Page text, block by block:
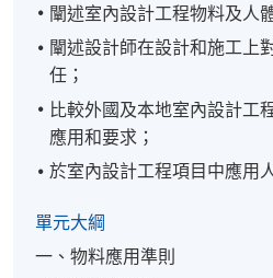
闡述室內設計工程物料及人
闡述設計師在設計和施工上
任；
比較外國及本地室內設計工
應用和要求；
於室內設計工程項目中應用
單元大綱
一、物料應用準則